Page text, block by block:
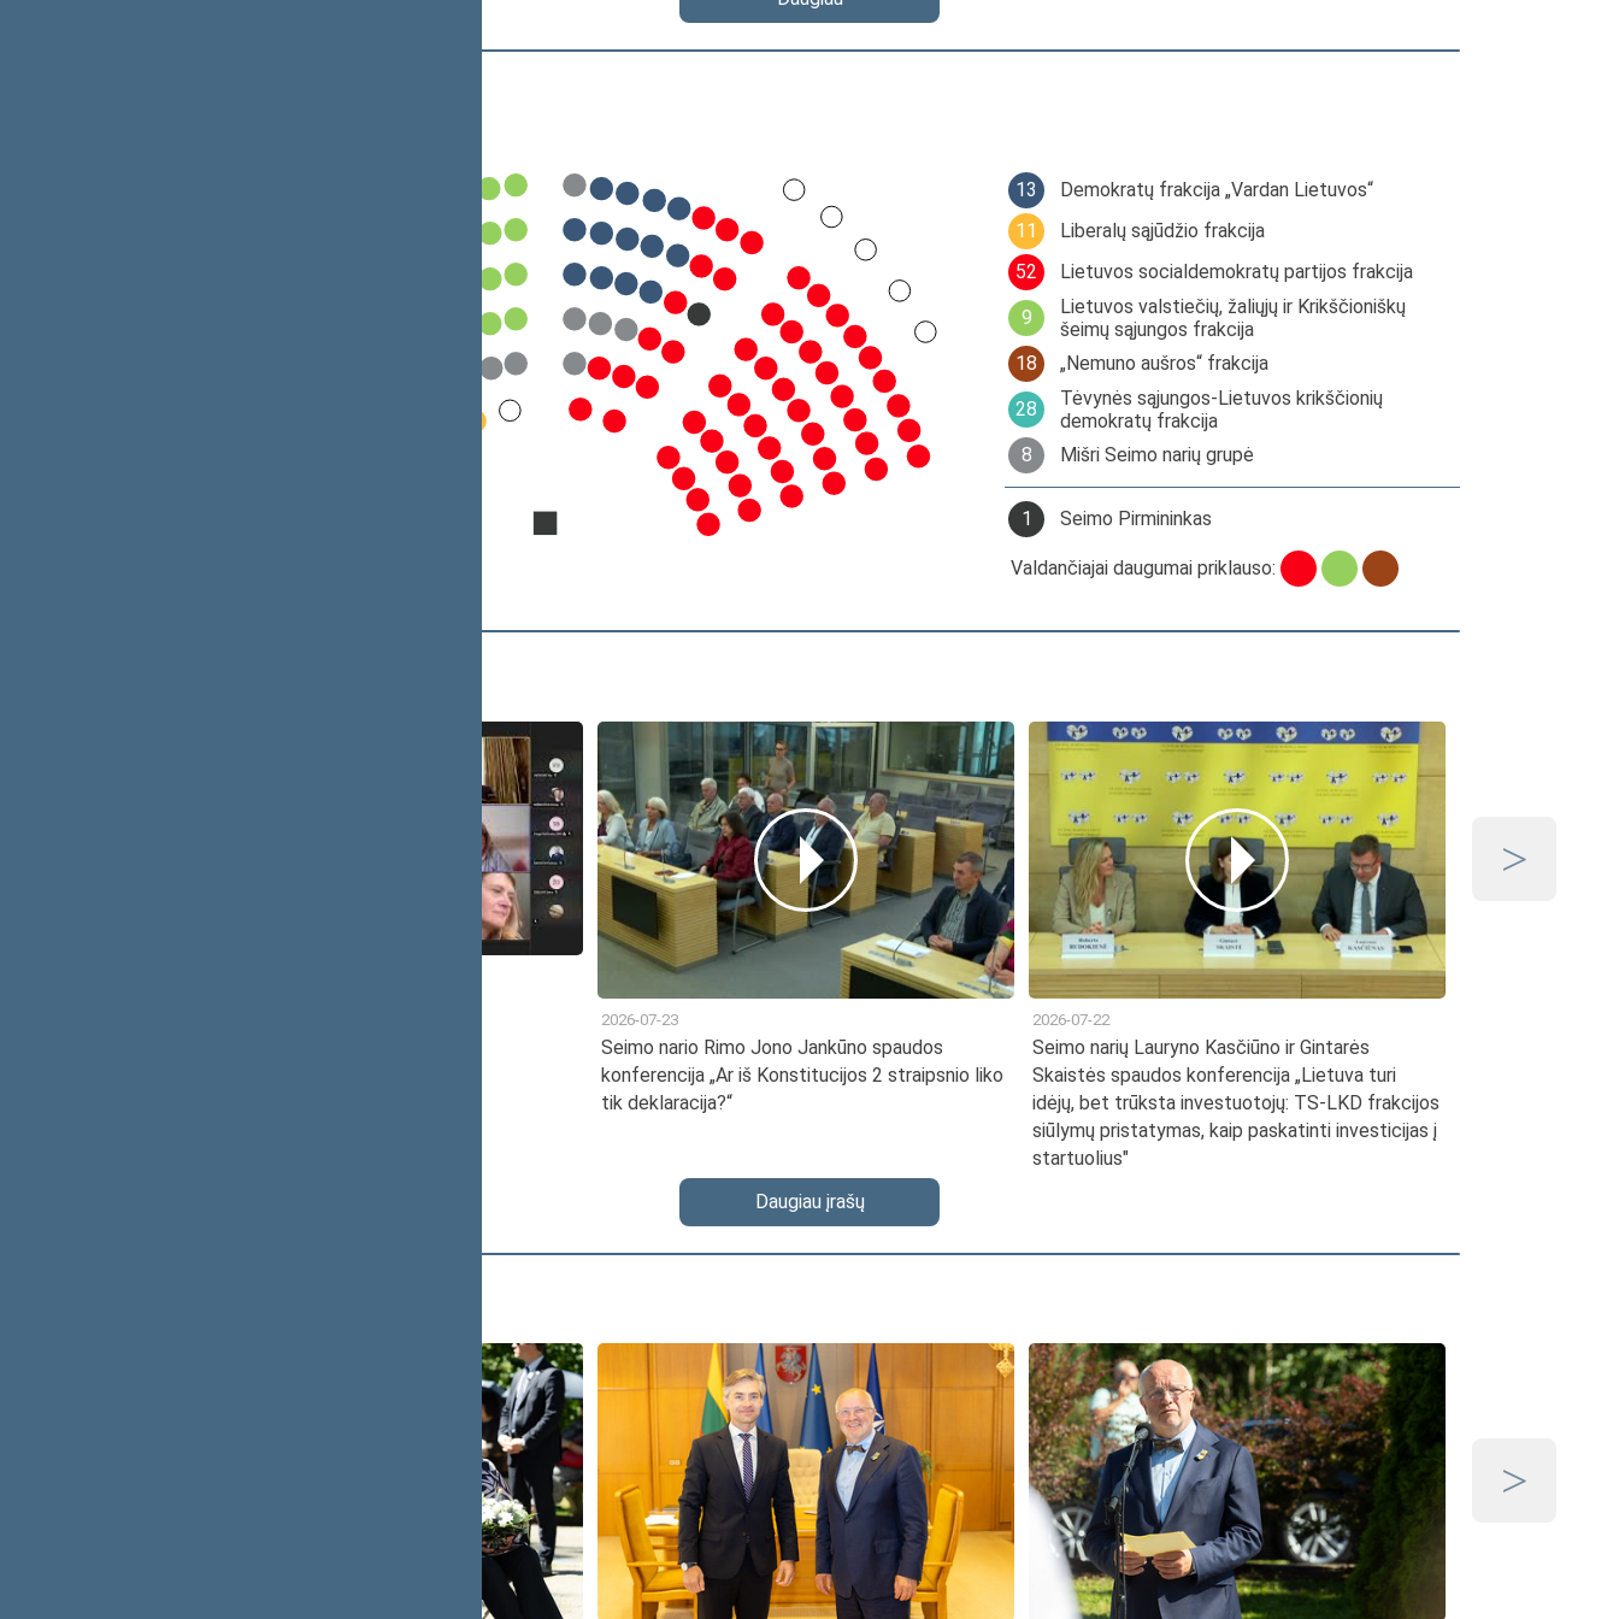
13
Demokratų frakcija „Vardan Lietuvos“
11
Liberalų sąjūdžio frakcija
52
Lietuvos socialdemokratų partijos frakcija
9
Lietuvos valstiečių, žaliųjų ir Krikščioniškų
šeimų sąjungos frakcija
18
„Nemuno aušros“ frakcija
28
Tėvynės sąjungos-Lietuvos krikščionių
demokratų frakcija
8
Mišri Seimo narių grupė
1 Seimo Pirmininkas
Valdančiajai daugumai priklauso:
2026-07-23
Seimo nario Rimo Jono Jankūno spaudos
konferencija „Ar iš Konstitucijos 2 straipsnio liko
tik deklaracija?“
2026-07-22
Seimo narių Lauryno Kasčiūno ir Gintarės
Skaistės spaudos konferencija „Lietuva turi
idėjų, bet trūksta investuotojų: TS-LKD frakcijos
siūlymų pristatymas, kaip paskatinti investicijas į
startuolius"
Daugiau įrašų